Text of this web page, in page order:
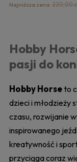
Najniższa cena: 220,00
Hobby
pasji do
Hobby Horseto
dzieci i młodzieży
czasu, rozwijanie
inspirowanego
kreatywność i
przyciąga coraz